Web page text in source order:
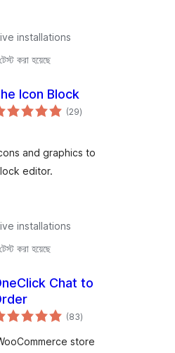
installations
করা হয়েছে
Icon Block
(29total
ratings
)
and graphics to
editor.
installations
করা হয়েছে
Chat to
(83total
ratings
)
store